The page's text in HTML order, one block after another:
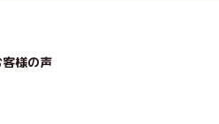
様の声